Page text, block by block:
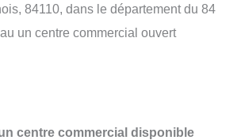
84110, dans le département du 84
un centre commercial ouvert
centre commercial disponible